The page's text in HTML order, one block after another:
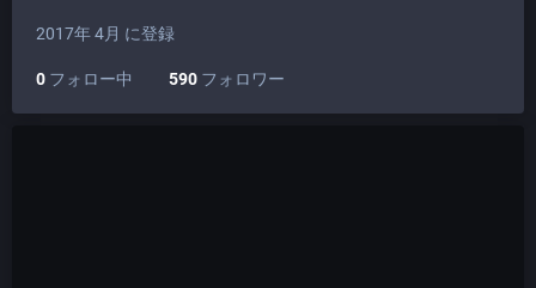
2017年 4月 に登録
0 フォロー中 590 フォロワー